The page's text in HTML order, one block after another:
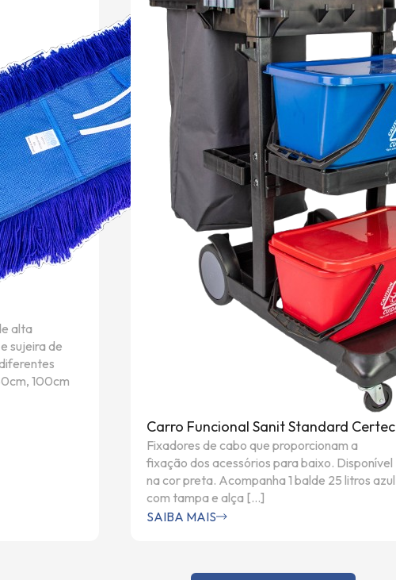
alta
sujeira de
100cm
Carro Funcional Sanit Standard Certec
Fixadores de cabo que proporcionam a
fixação dos acessórios para baixo. Disponível
na cor preta. Acompanha 1 balde 25 litros azul
com tampa e alça […]
SAIBA MAIS